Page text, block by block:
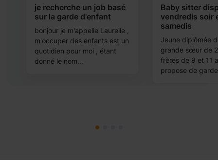
je recherche un job basé
sur la garde d'enfant
bonjour je m'appelle Laurelle ,
m'occuper des enfants est un
quotidien pour moi , étant
donné le nom...
Baby sitter
vendredis soir
samedis
Jeune diplômée
grande sœur de
frères de 9 et 11
propose de